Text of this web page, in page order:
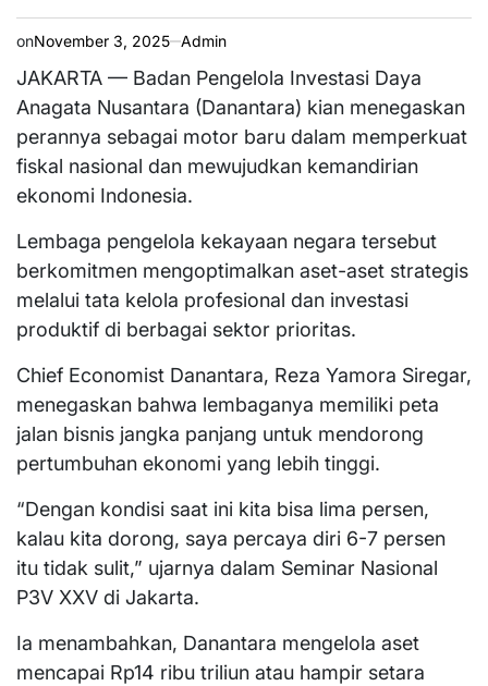
onNovember 3, 2025 Admin
JAKARTA — Badan Pengelola Investasi Daya
Anagata Nusantara (Danantara) kian menegaskan
perannya sebagai motor baru dalam memperkuat
fiskal nasional dan mewujudkan kemandirian
ekonomi Indonesia.
Lembaga pengelola kekayaan negara tersebut
berkomitmen mengoptimalkan aset-aset strategis
melalui tata kelola profesional dan investasi
produktif di berbagai sektor prioritas.
Chief Economist Danantara, Reza Yamora Siregar,
menegaskan bahwa lembaganya memiliki peta
jalan bisnis jangka panjang untuk mendorong
pertumbuhan ekonomi yang lebih tinggi.
“Dengan kondisi saat ini kita bisa lima persen,
kalau kita dorong, saya percaya diri 6-7 persen
itu tidak sulit,” ujarnya dalam Seminar Nasional
P3V XXV di Jakarta.
Ia menambahkan, Danantara mengelola aset
mencapai Rp14 ribu triliun atau hampir setara